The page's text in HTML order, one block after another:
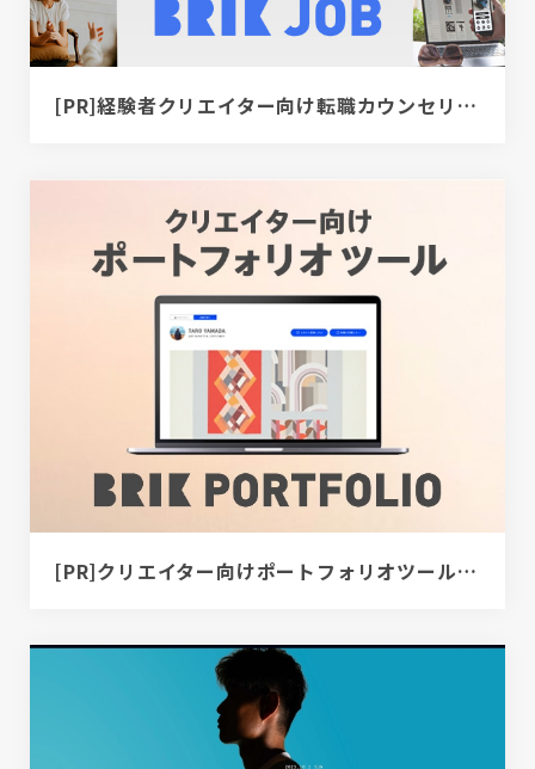
[PR]経験者クリエイター向け転職カウンセリング｜デザイナー / ディレクター / エンジニア
[PR]クリエイター向けポートフォリオツール｜BRIK PORTFOLIO